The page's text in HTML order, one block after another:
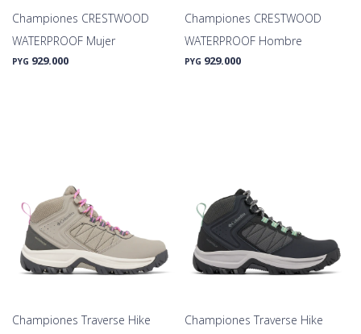
Championes CRESTWOOD
WATERPROOF Mujer
PYG 929.000
Championes CRESTWOOD
WATERPROOF Hombre
PYG 929.000
Championes Traverse Hike
Championes Traverse Hike